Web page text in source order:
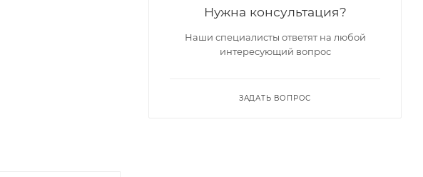
Нужна консультация?
Наши специалисты ответят на любой
интересующий вопрос
ЗАДАТЬ ВОПРОС